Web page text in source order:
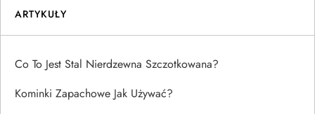
ARTYKUŁY
Co To Jest Stal Nierdzewna Szczotkowana?
Kominki Zapachowe Jak Używać?